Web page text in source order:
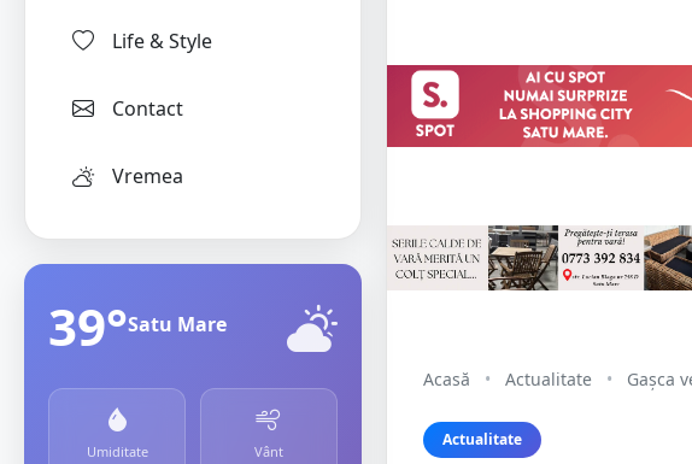
Life & Style
Contact
Vremea
39°Satu Mare
Umiditate Vânt
Acasă • Actualitate • Gașca
Actualitate